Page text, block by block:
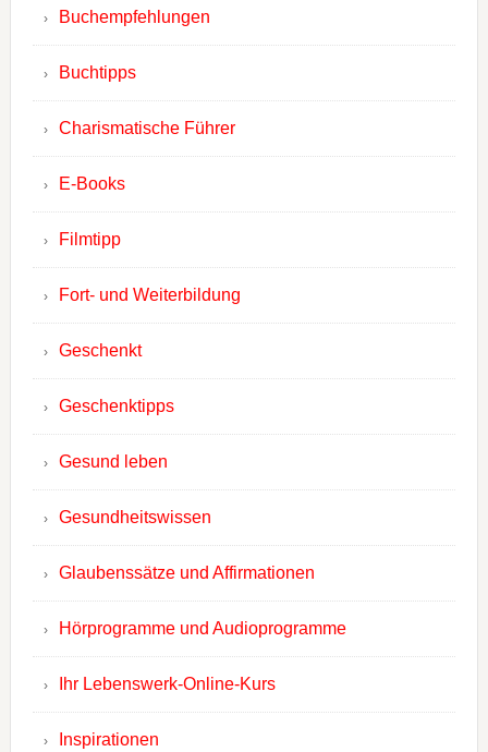
Buchempfehlungen
Buchtipps
Charismatische Führer
E-Books
Filmtipp
Fort- und Weiterbildung
Geschenkt
Geschenktipps
Gesund leben
Gesundheitswissen
Glaubenssätze und Affirmationen
Hörprogramme und Audioprogramme
Ihr Lebenswerk-Online-Kurs
Inspirationen